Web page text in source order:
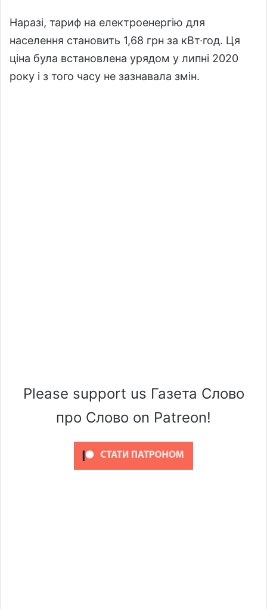
Наразі, тариф на електроенергію для
населення становить 1,68 грн за кВт·год. Ця
ціна була встановлена урядом у липні 2020
року і з того часу не зазнавала змін.
Please support us Газета Слово
про Слово on Patreon!